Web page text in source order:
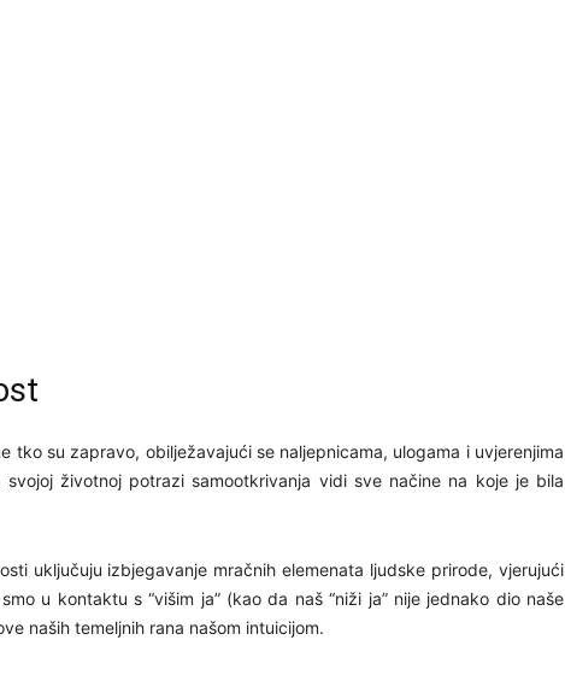
tko su zapravo, obilježavajući se naljepnicama, ulogama i uvjerenjima
životnoj potrazi samootkrivanja vidi sve načine na koje je bila
uključuju izbjegavanje mračnih elemenata ljudske prirode, vjerujući
u kontaktu s “višim ja” (kao da naš “niži ja” nije jednako dio naše
naših temeljnih rana našom intuicijom.